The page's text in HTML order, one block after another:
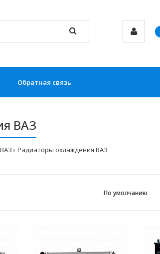
Обратная связь
ВАЗ
Радиаторы охлаждения ВАЗ